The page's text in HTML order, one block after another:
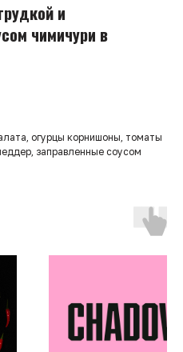
и
чимичури в
огурцы корнишоны, томаты
заправленные соусом